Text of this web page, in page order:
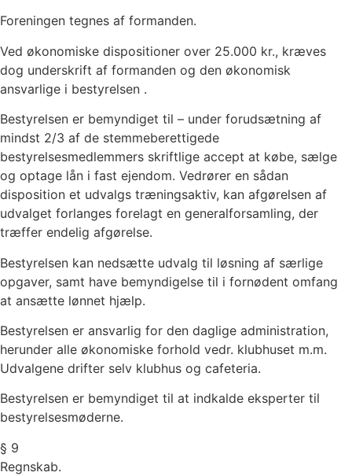
Foreningen tegnes af formanden.
Ved økonomiske dispositioner over 25.000 kr., kræves
dog underskrift af formanden og den økonomisk
ansvarlige i bestyrelsen .
Bestyrelsen er bemyndiget til – under forudsætning af
mindst 2/3 af de stemmeberettigede
bestyrelsesmedlemmers skriftlige accept at købe, sælge
og optage lån i fast ejendom. Vedrører en sådan
disposition et udvalgs træningsaktiv, kan afgørelsen af
udvalget forlanges forelagt en generalforsamling, der
træffer endelig afgørelse.
Bestyrelsen kan nedsætte udvalg til løsning af særlige
opgaver, samt have bemyndigelse til i fornødent omfang
at ansætte lønnet hjælp.
Bestyrelsen er ansvarlig for den daglige administration,
herunder alle økonomiske forhold vedr. klubhuset m.m.
Udvalgene drifter selv klubhus og cafeteria.
Bestyrelsen er bemyndiget til at indkalde eksperter til
bestyrelsesmøderne.
§ 9
Regnskab.